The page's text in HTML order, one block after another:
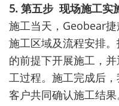
5. 第五步 现场施工实
施工当天，Geobear
施工区域及流程安排
的前提下开展施工，
工过程。施工完成后
客户共同确认施工结果